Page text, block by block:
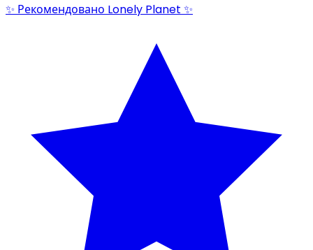
✨ Рекомендовано Lonely Planet ✨